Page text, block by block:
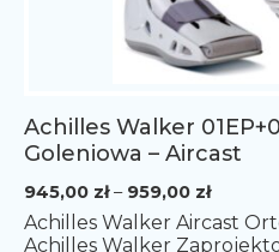
Achilles Walker
Goleniowa – Aircast
945,00 zł – 959,00 złZakres
cen:
od
Achilles Walker Aircast
Achilles Walker